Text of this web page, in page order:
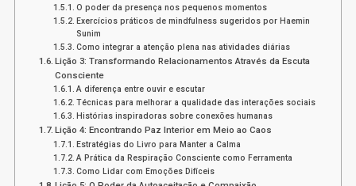
O poder da presença nos pequenos momentos
Exercícios práticos de mindfulness sugeridos por Haemin
Sunim
Como integrar a atenção plena nas atividades diárias
Lição 3: Transformando Relacionamentos Através da Escuta
Consciente
A diferença entre ouvir e escutar
Técnicas para melhorar a qualidade das interações sociais
Histórias inspiradoras sobre conexões humanas
Lição 4: Encontrando Paz Interior em Meio ao Caos
Estratégias do Livro para Manter a Calma
A Prática da Respiração Consciente como Ferramenta
Como Lidar com Emoções Difíceis